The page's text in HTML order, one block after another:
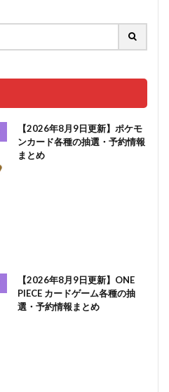
【2026年8月9日更新】ポケモ
ンカード各種の抽選・予約情報
まとめ
【2026年8月9日更新】ONE
PIECE カードゲーム各種の抽
選・予約情報まとめ